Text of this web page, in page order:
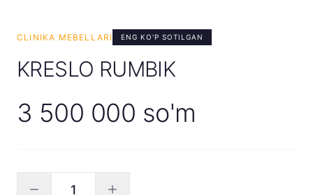
CLINIKA MEBELLARI ENG KO'P SOTILGAN
KRESLO RUMBIK
3 500 000 so'm